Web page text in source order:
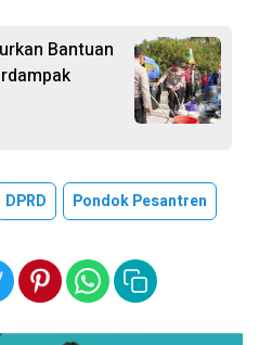
Bantuan
DPRD Pondok Pesantren